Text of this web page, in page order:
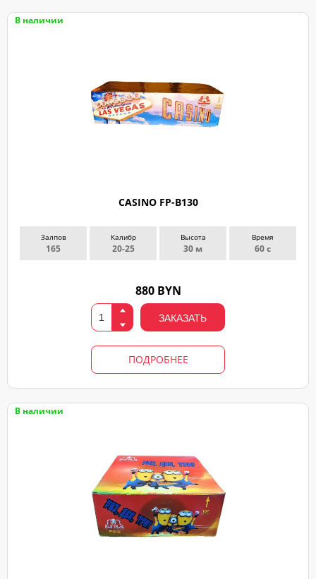
В наличии
CASINO FP-B130
Залпов
165
Калибр
20-25
Высота
30 м
Время
60 с
880 BYN
ЗАКАЗАТЬ
ПОДРОБНЕЕ
В наличии